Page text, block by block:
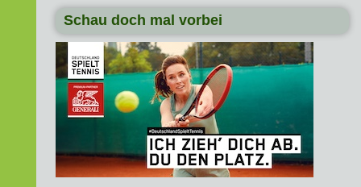
Schau doch mal vorbei